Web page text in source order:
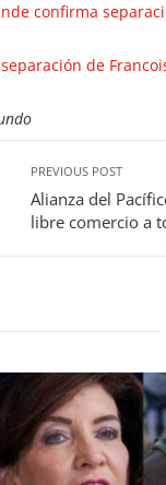
confirma
de
PREVIOUS POST
Alianza del
libre comercio a